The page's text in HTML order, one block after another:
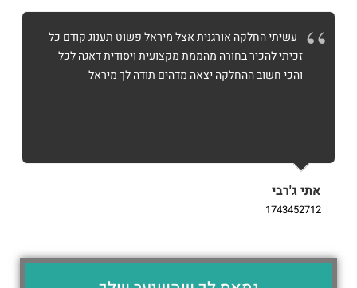
עשיתי החלקה אורגנית אצל מיראל פשוט תענוג קודם כל
זכיתי להכיר בחורה מהממת מקצועית ויסודית דאגה לכל
והכי חשוב ההחלקה יצאה מדהים תודה לך מיראל
אתי ג'רבי
1743452712